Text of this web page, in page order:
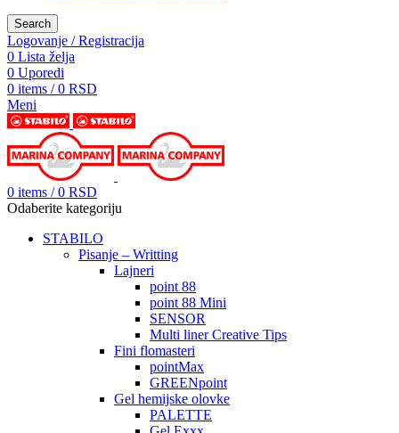
Search
Logovanje / Registracija
0 Lista želja
0 Uporedi
0 items / 0 RSD
Meni
0 items / 0 RSD
Odaberite kategoriju
STABILO
Pisanje – Writting
Lajneri
point 88
point 88 Mini
SENSOR
Multi liner Creative Tips
Fini flomasteri
pointMax
GREENpoint
Gel hemijske olovke
PALETTE